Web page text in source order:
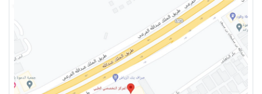
نزيف الشبكية في العين